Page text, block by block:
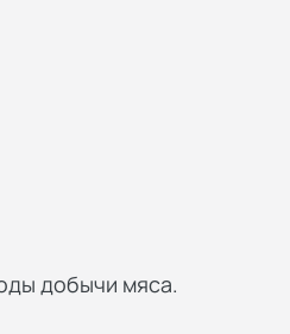
добычи мяса.